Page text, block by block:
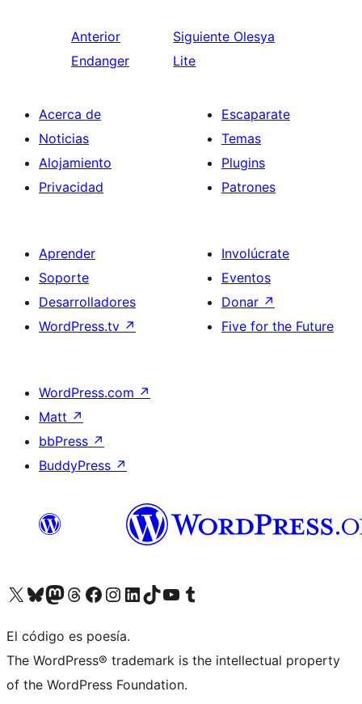
Anterior
Endanger
Siguiente Olesya
Lite
Acerca de
Noticias
Alojamiento
Privacidad
Escaparate
Temas
Plugins
Patrones
Aprender
Soporte
Desarrolladores
WordPress.tv ↗
Involúcrate
Eventos
Donar ↗
Five for the Future
WordPress.com ↗
Matt ↗
bbPress ↗
BuddyPress ↗
Visita nuestra cuenta de X (anteriormente Twitter)
Visita nuestra cuenta de Bluesky
Visita nuestra cuenta de Mastodon
Visita nuestra cuenta de Threads
Visita nuestra página de Facebook
Visita nuestra cuenta de Instagram
Visita nuestra cuenta de LinkedIn
Visita nuestra cuenta de TikTok
Visita nuestro canal de YouTube
Visita nuestra cuenta de Tumblr
El código es poesía.
The WordPress® trademark is the intellectual property
of the WordPress Foundation.